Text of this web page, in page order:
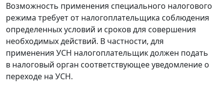
Возможность применения специального налогового
режима требует от налогоплательщика соблюдения
определенных условий и сроков для совершения
необходимых действий. В частности, для
применения УСН налогоплательщик должен подать
в налоговый орган соответствующее уведомление о
переходе на УСН.